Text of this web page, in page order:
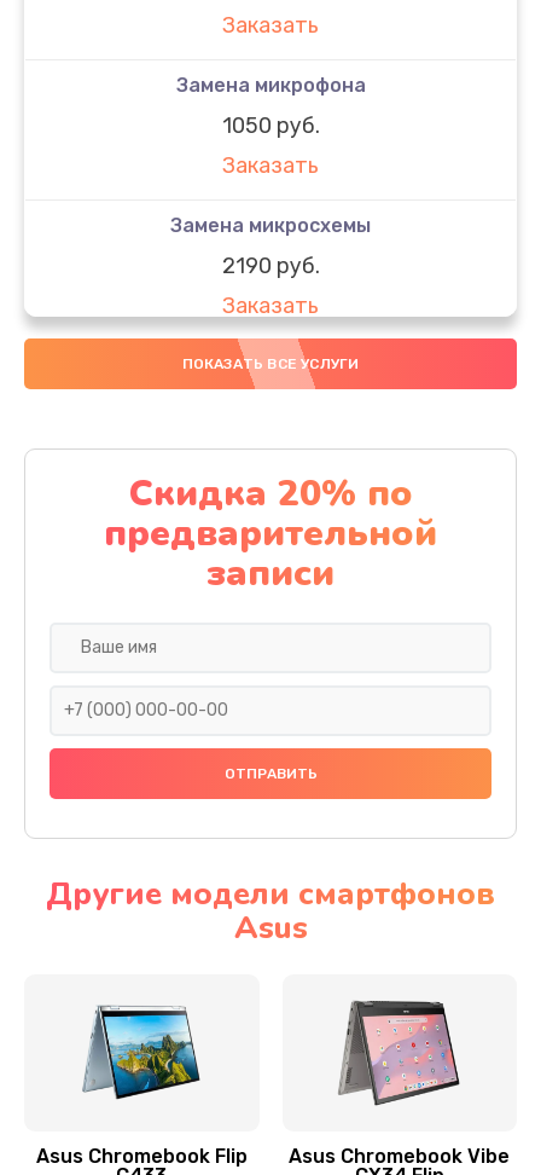
Заказать
Замена микрофона
1050 руб.
Заказать
Замена микросхемы
2190 руб.
Заказать
Замена передней камеры
Заказать
Замена полифонического динамика
390 руб.
Заказать
Сбор/Разбор
Чистка динамика и микрофонов (с разбором)
Замена кнопки Home (домой)
Заказать
ПОКАЗАТЬ ВСЕ УСЛУГИ
Скидка 20% по
предварительной
записи
Другие модели смартфонов
Asus
Asus Chromebook Flip
Asus Chromebook Vibe